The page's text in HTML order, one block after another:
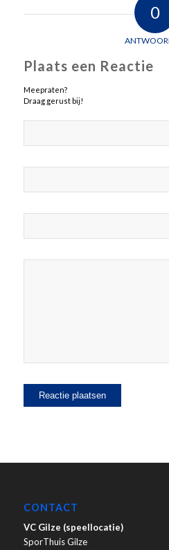
0
Plaats een Reactie
Meepraten?
Draag gerust bij!
CONTACT
VC Gilze (speellocatie)
SporThuis Gilze